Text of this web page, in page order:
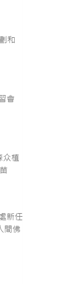
和
會
众植
新任
間佛